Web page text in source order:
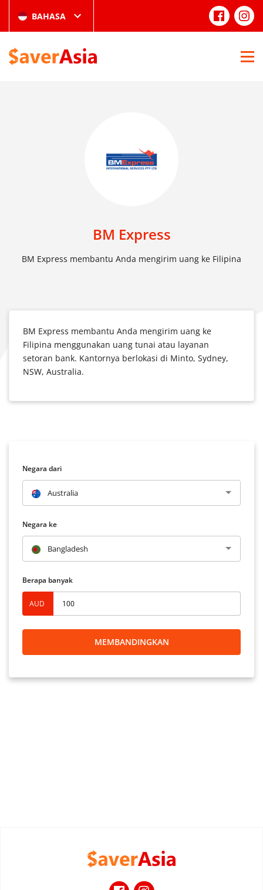
BAHASA
BM Express
BM Express membantu Anda mengirim uang ke Filipina
BM Express membantu Anda mengirim uang ke
Filipina menggunakan uang tunai atau layanan
setoran bank. Kantornya berlokasi di Minto, Sydney,
NSW, Australia.
Negara dari
Australia
Negara ke
Bangladesh
Berapa banyak
AUD
MEMBANDINGKAN